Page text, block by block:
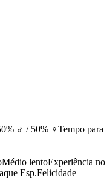
♂ / 50% ♀Tempo para
Médio lentoExperiência no
Esp.Felicidade